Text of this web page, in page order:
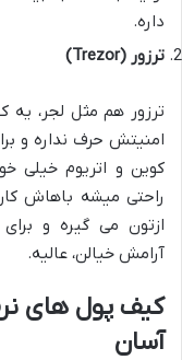
داره.
ترزور (Trezor)
ترزور هم مثل لجر، یه
امنیتش حرف نداره و
کوین و اتریوم خیلی
راحتی میشه باهاش
ازتون می گیره و
آرامش خیالن، عالیه.
کیف پول های
آسان